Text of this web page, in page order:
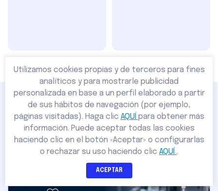
Nuestros Cursos
Ofrecemos una formación sanitaria de gran calidad a un
precio inmejorable. Nuestros cursos son impartidos por
Utilizamos cookies propias y de terceros para fines
analíticos y para mostrarle publicidad
personalizada en base a un perfil elaborado a partir
de sus hábitos de navegación (por ejemplo,
páginas visitadas). Haga clic AQUÍ para obtener más
información. Puede aceptar todas las cookies
haciendo clic en el botón «Aceptar» o configurarlas
o rechazar su uso haciendo clic AQUÍ .
ACEPTAR